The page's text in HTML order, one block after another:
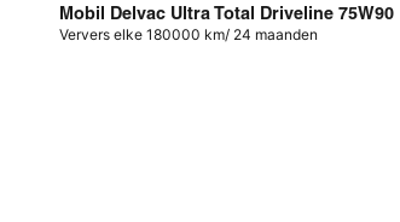
Mobil Delvac Ultra Total Driveline 75W90
Ververs elke 180000 km/ 24 maanden